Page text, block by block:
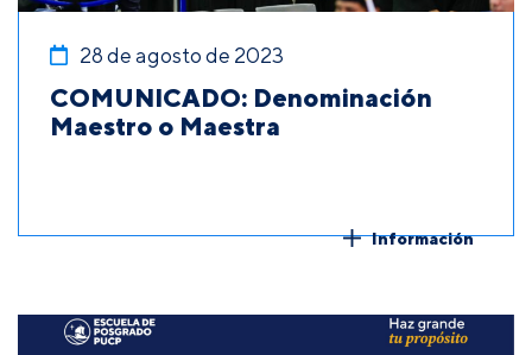
28 de agosto de 2023
COMUNICADO: Denominación
Maestro o Maestra
Información